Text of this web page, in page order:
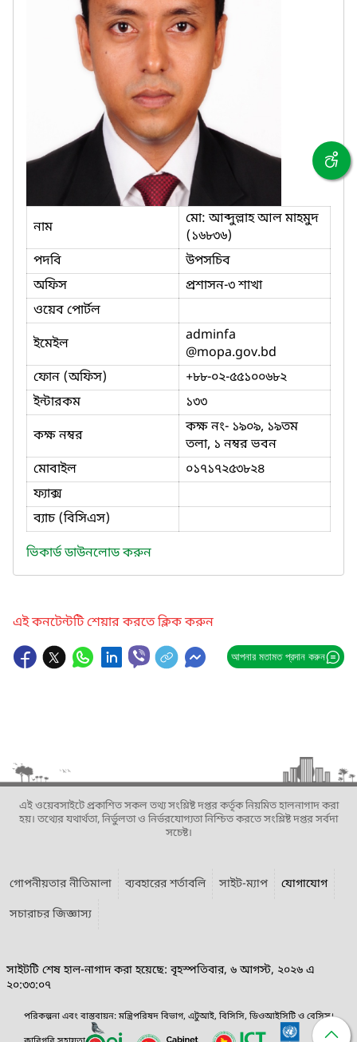
নাম
মো: আব্দুল্লাহ আল মাহমুদ
(১৬৮৩৬)
পদবি
উপসচিব
অফিস
প্রশাসন-৩ শাখা
ওয়েব পোর্টল
ইমেইল
adminfa
@mopa.gov.bd
ফোন (অফিস)
+৮৮-০২-৫৫১০০৬৮২
ইন্টারকম
১৩৩
কক্ষ নম্বর
কক্ষ নং- ১৯০৯, ১৯তম
তলা, ১ নম্বর ভবন
মোবাইল
০১৭১৭২৫৩৮২৪
ফ্যাক্স
ব্যাচ (বিসিএস)
ভিকার্ড ডাউনলোড করুন
এই কনটেন্টটি শেয়ার করতে ক্লিক করুন
আপনার মতামত প্রদান করুন
এই ওয়েবসাইটে প্রকাশিত সকল তথ্য সংশ্লিষ্ট দপ্তর কর্তৃক নিয়মিত হালনাগাদ করা
হয়। তথ্যের যথার্থতা, নির্ভুলতা ও নির্ভরযোগ্যতা নিশ্চিত করতে সংশ্লিষ্ট দপ্তর সর্বদা
সচেষ্ট।
গোপনীয়তার নীতিমালা ব্যবহারের শর্তাবলি সাইট-ম্যাপ
যোগাযোগ
সচারাচর জিজ্ঞাস্য
সাইটটি শেষ হাল-নাগাদ করা হয়েছে: বৃহস্পতিবার, ৬ আগস্ট, ২০২৬ এ
২০:৩৩:০৭
পরিকল্পনা এবং বাস্তবায়ন: মন্ত্রিপরিষদ বিভাগ, এটুআই, বিসিসি, ডিওআইসিটি ও বেসিস।